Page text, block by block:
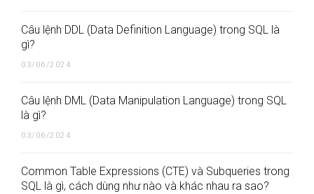
Câu lệnh DDL (Data Definition Language) trong SQL là
gì?
03/06/2024
Câu lệnh DML (Data Manipulation Language) trong SQL
là gì?
03/06/2024
Common Table Expressions (CTE) và Subqueries trong
SQL là gì, cách dùng như nào và khác nhau ra sao?